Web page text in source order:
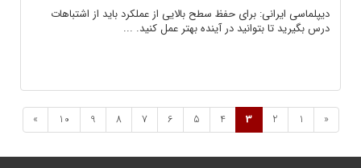
دیپلماسی ایرانی: برای حفظ سطح بالایی از عملکرد باید از اشتباهات
درس بگیرید تا بتوانید در آینده بهتر عمل کنید. ...
«
1
2
3
4
5
6
7
8
9
10
»